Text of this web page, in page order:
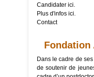
Candidater ici.
Plus d'infos ici.
Contact
Fondation
Dans le cadre de
de soutenir de